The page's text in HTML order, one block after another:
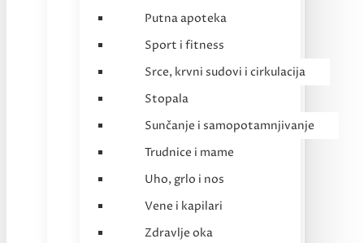
Putna apoteka
Sport i fitness
Srce, krvni sudovi i cirkulacija
Stopala
Sunčanje i samopotamnjivanje
Trudnice i mame
Uho, grlo i nos
Vene i kapilari
Zdravlje oka